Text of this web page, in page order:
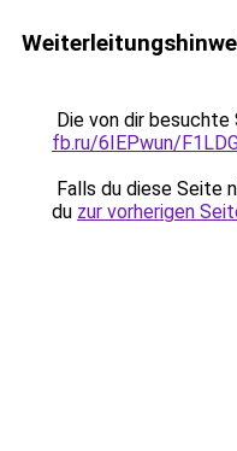
Die von dir
fb.ru/6IEPwun/
Falls du diese Seite
du zur vorherigen